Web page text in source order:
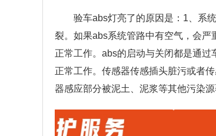
验车abs灯亮了的原因是：1、系
裂。如果abs系统管路中有空气，会
正常工作。abs的启动与关闭都是通
正常工作。传感器传感插头脏污或者
器感应部分被泥土、泥浆等其他污染